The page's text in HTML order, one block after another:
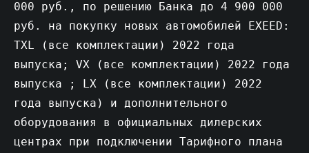
000 руб., по решению Банка до 4 900 000
руб. на покупку новых автомобилей EXEED:
TXL (все комплектации) 2022 года
выпуска; VX (все комплектации) 2022 года
выпуска ; LX (все комплектации) 2022
года выпуска) и дополнительного
оборудования в официальных дилерских
центрах при подключении Тарифного плана